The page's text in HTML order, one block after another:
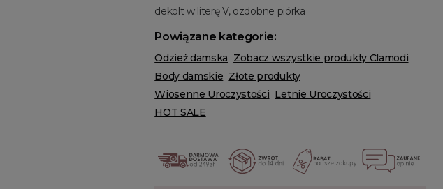
dekolt w literę V, ozdobne piórka
Powiązane kategorie:
Odzież damska Zobacz wszystkie produkty Clamodi
Body damskie Złote produkty
Wiosenne Uroczystości Letnie Uroczystości
HOT SALE